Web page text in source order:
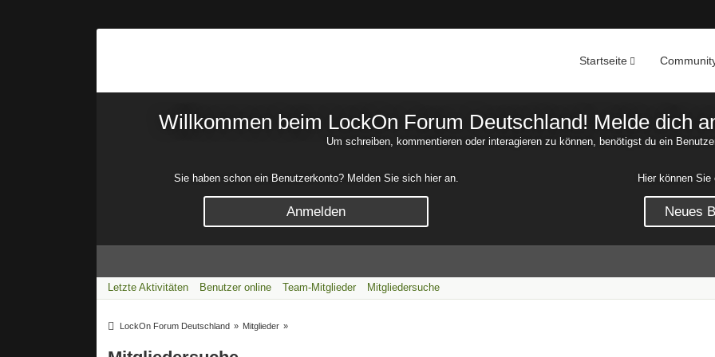
Startseite
Willkommen beim LockOn Forum Deutschland! Melde dich
Um schreiben, kommentieren oder interagieren zu können, benötigst du ein
Sie haben schon ein Benutzerkonto? Melden Sie sich hier an.
Anmelden
Hier können
Neues
Letzte Aktivitäten Benutzer online Team-Mitglieder Mitgliedersuche
LockOn Forum Deutschland » Mitglieder »